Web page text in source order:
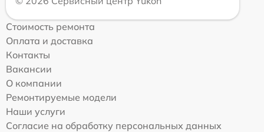
Стоимость ремонта
Оплата и доставка
Контакты
Вакансии
О компании
Ремонтируемые модели
Наши услуги
Согласие на обработку персональных данных